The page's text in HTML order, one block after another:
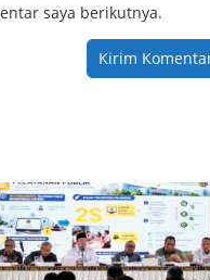
saya berikutnya.